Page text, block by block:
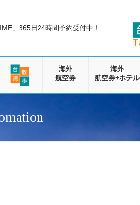
」 365日24時間予約受付中！
海外
航空券
海外
航空券+ホテル